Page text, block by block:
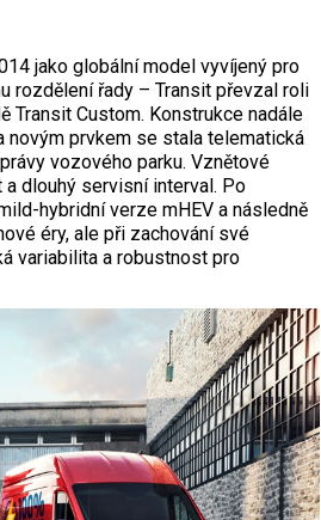
jako globální model vyvíjený pro
rozdělení řady – Transit převzal roli
Transit Custom. Konstrukce nadále
novým prvkem se stala telematická
vozového parku. Vznětové
dlouhý servisní interval. Po
hybridní verze mHEV a následně
éry, ale při zachování své
variabilita a robustnost pro